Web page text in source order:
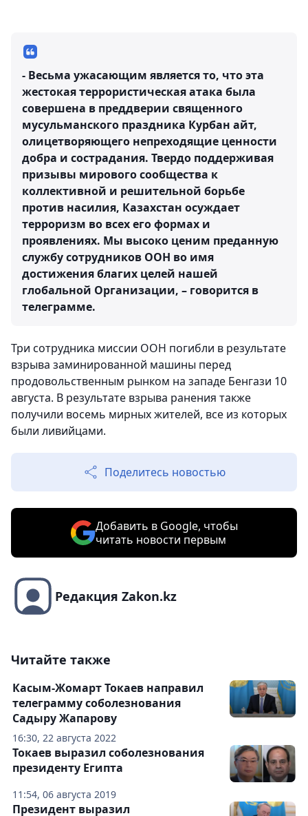
- Весьма ужасающим является то, что эта
жестокая террористическая атака была
совершена в преддверии священного
мусульманского праздника Курбан айт,
олицетворяющего непреходящие ценности
добра и сострадания. Твердо поддерживая
призывы мирового сообщества к
коллективной и решительной борьбе
против насилия, Казахстан осуждает
терроризм во всех его формах и
проявлениях. Мы высоко ценим преданную
службу сотрудников ООН во имя
достижения благих целей нашей
глобальной Организации, – говорится в
телеграмме.
Три сотрудника миссии ООН погибли в результате
взрыва заминированной машины перед
продовольственным рынком на западе Бенгази 10
августа. В результате взрыва ранения также
получили восемь мирных жителей, все из которых
были ливийцами.
Поделитесь новостью
Добавить в Google, чтобы
читать новости первым
Редакция Zakon.kz
Читайте также
16:30, 22 августа 2022
Касым-Жомарт Токаев направил
телеграмму соболезнования
Садыру Жапарову
11:54, 06 августа 2019
Токаев выразил соболезнования
президенту Египта
Президент выразил